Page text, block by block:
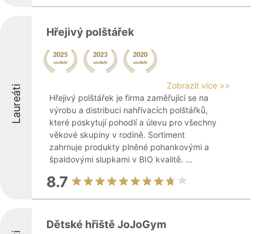
Laureáti
Hřejivý polštářek
Zobrazit více >>
Hřejivý polštářek je firma zaměřující se na
výrobu a distribuci nahřívacích polštářků,
které poskytují pohodlí a úlevu pro všechny
věkové skupiny v rodině. Sortiment
zahrnuje produkty plněné pohankovými a
špaldovými slupkami v BIO kvalitě. ...
8.7
Dětské hřiště JoJoGym